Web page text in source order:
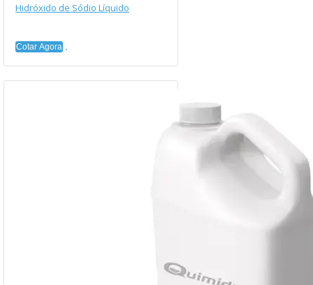
Hidróxido de Sódio Líquido
Cotar Agora